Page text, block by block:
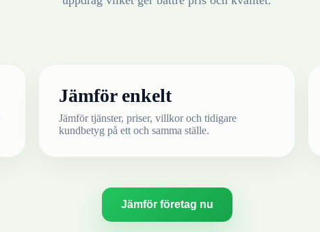
Jämför enkelt
Jämför tjänster, priser, villkor och tidigare
kundbetyg på ett och samma ställe.
Jämför företag nu